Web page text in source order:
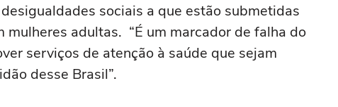
sociais a que estão submetidas
mulheres adultas. “É um marcador de falha do
serviços de atenção à saúde que sejam
desse Brasil”.